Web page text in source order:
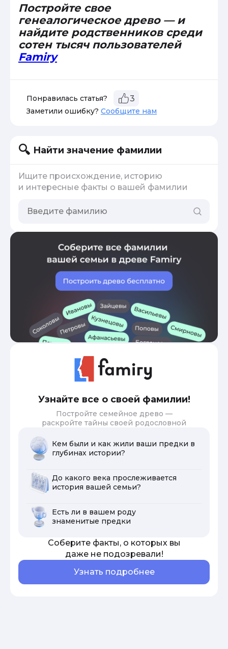
Постройте свое
генеалогическое древо — и
найдите родственников среди
сотен тысяч пользователей
Famiry
Понравилась статья? 3
Заметили ошибку? Сообщите нам
Найти значение фамилии
Ищите происхождение, историю
и интересные факты о вашей фамилии
Узнайте все о своей фамилии!
Постройте семейное древо —
раскройте тайны своей родословной
Кем были и как жили ваши предки в
глубинах истории?
До какого века прослеживается
история вашей семьи?
Есть ли в вашем роду
знаменитые предки
Соберите факты, о которых вы
даже не подозревали!
Узнать подробнее